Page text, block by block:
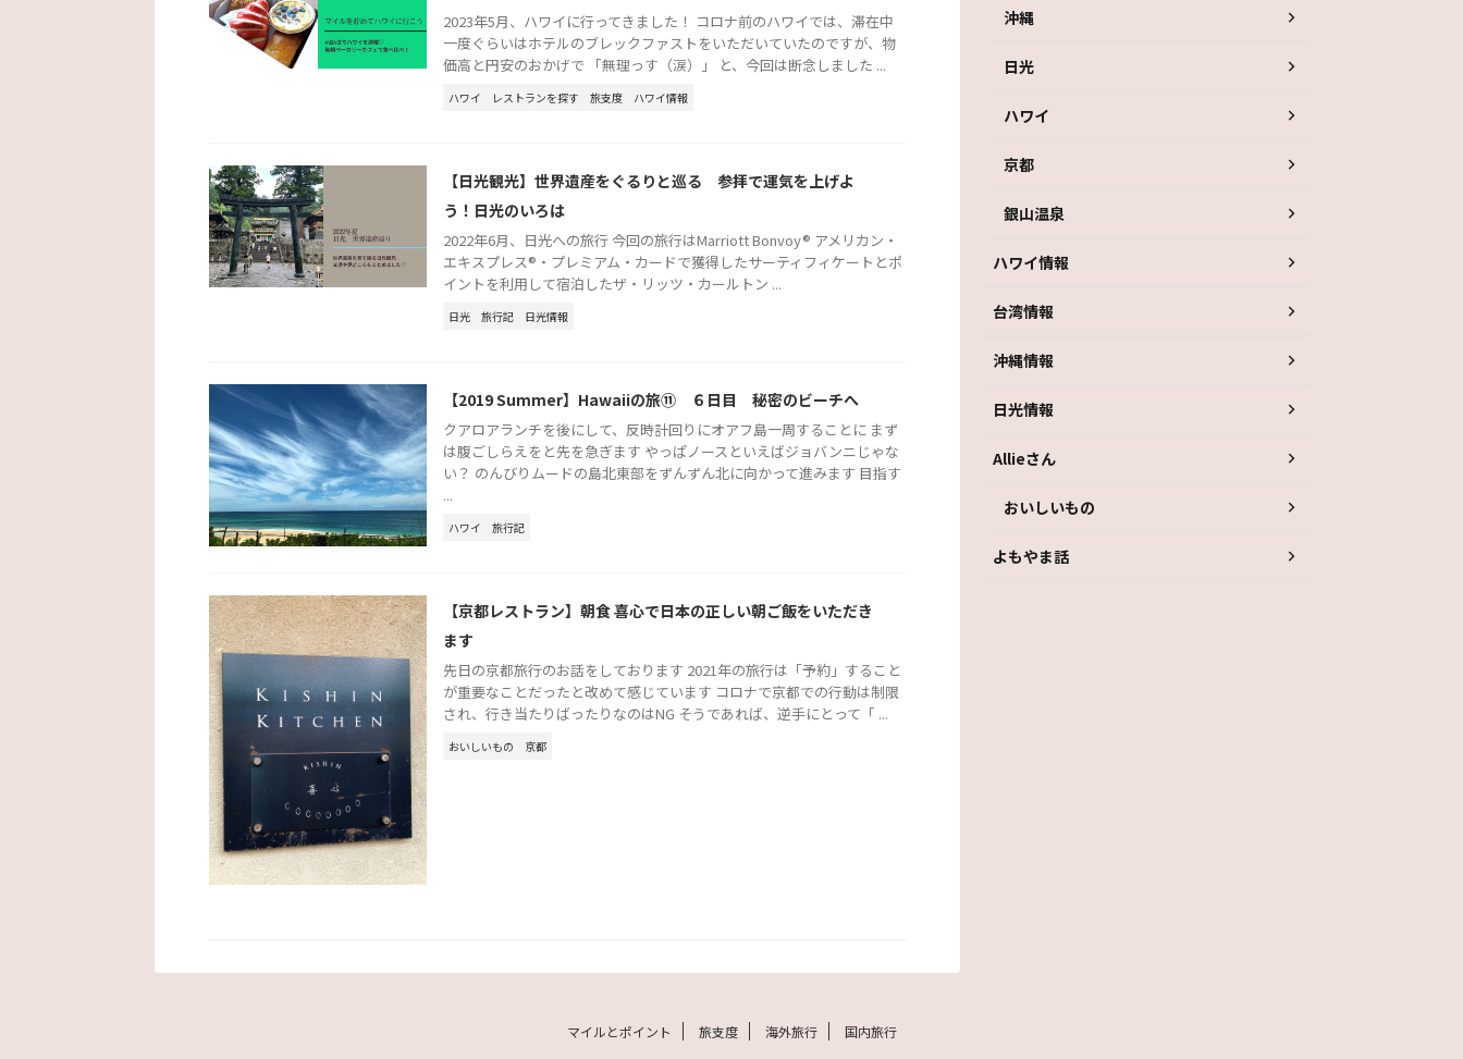
2023年5月、ハワイに行ってきました！ コロナ前のハワイでは、滞在中
一度ぐらいはホテルのブレックファストをいただいていたのですが、物
価高と円安のおかげで 「無理っす（涙）」 と、今回は断念しました ...
ハワイ レストランを探す 旅支度 ハワイ情報
【日光観光】世界遺産をぐるりと巡る 参拝で運気を上げよ
う！日光のいろは
2022年6月、日光への旅行 今回の旅行はMarriott Bonvoy® アメリカン・
エキスプレス®・プレミアム・カードで獲得したサーティフィケートとポ
イントを利用して宿泊したザ・リッツ・カールトン ...
日光 旅行記 日光情報
【2019 Summer】Hawaiiの旅⑪ ６日目 秘密のビーチへ
クアロアランチを後にして、反時計回りにオアフ島一周することに まず
は腹ごしらえをと先を急ぎます やっぱノースといえばジョバンニじゃな
い？ のんびりムードの島北東部をずんずん北に向かって進みます 目指す
...
ハワイ 旅行記
【京都レストラン】朝食 喜心で日本の正しい朝ご飯をいただき
ます
先日の京都旅行のお話をしております 2021年の旅行は「予約」すること
が重要なことだったと改めて感じています コロナで京都での行動は制限
され、行き当たりばったりなのはNG そうであれば、逆手にとって「 ...
おいしいもの 京都
沖縄
日光
ハワイ
京都
銀山温泉
ハワイ情報
台湾情報
沖縄情報
日光情報
Allieさん
おいしいもの
よもやま話
マイルとポイント 旅支度 海外旅行 国内旅行